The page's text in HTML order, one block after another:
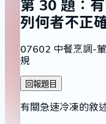
第 30 題：
列何者不正
07602 中餐烹調-
規
回報題目
有關急速冷凍的敘